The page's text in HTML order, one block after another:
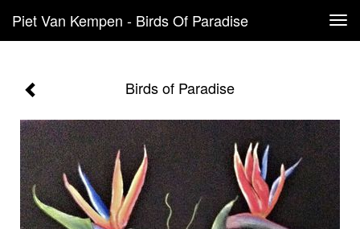
Piet Van Kempen - Birds Of Paradise
Birds of Paradise